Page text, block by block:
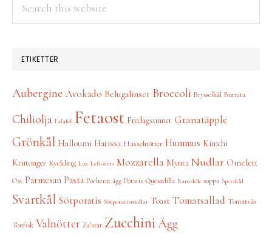
ETIKETTER
Aubergine Avokado Belugalinser Broccoli Brysselkål Burrata
Chiliolja Falafel Fetaost Fredagsunnet Granatäpple
Grönkål Halloumi Harissa Hasselnötter Hummus Kimchi
Krutonger Kyckling Lax Leftovers Mozzarella Mynta Nudlar Omelett
Ost Parmesan Pasta Pocherat ägg Potatis Quesadilla Ramslök soppa Spetskål
Svartkål Sötpotatis Sötpotatisnudlar Toast Tomatsallad Tomatsås
Tonfisk Valnötter Za’atar ZucchiniÄgg